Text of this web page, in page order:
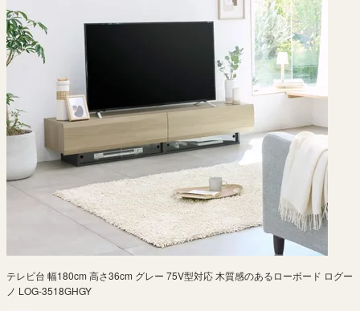
テレビ台 幅180cm 高さ36cm グレー 75V型対応 木質感のあるローボード ログー
ノ LOG-3518GHGY